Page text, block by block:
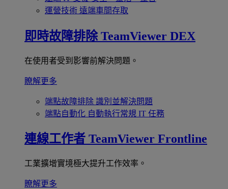
運營技術 遠端車間存取
即時故障排除 TeamViewer DEX
在使用者受到影響前解決問題。
瞭解更多
端點故障排除 識別並解決問題
端點自動化 自動執行常規 IT 任務
連線工作者 TeamViewer Frontline
工業擴增實境極大提升工作效率。
瞭解更多